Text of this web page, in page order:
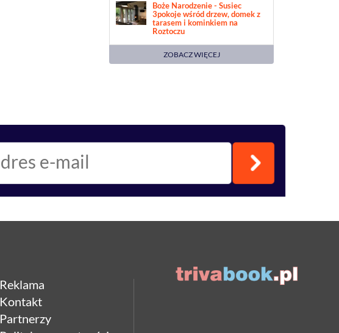
Boże Narodzenie - Susiec
3pokoje wśród drzew, domek z
tarasem i kominkiem na
Roztoczu
ZOBACZ WIĘCEJ
Reklama
Kontakt
Partnerzy